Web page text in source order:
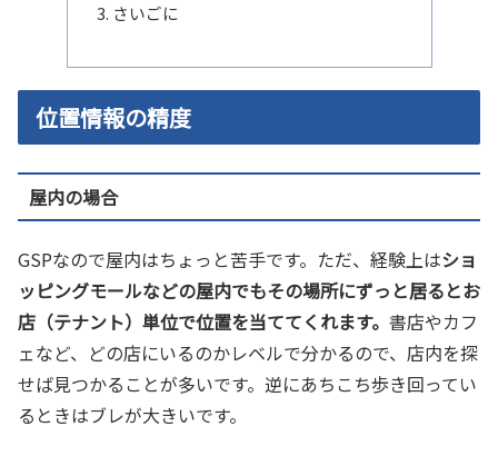
さいごに
位置情報の精度
屋内の場合
GSPなので屋内はちょっと苦手です。ただ、経験上はショ
ッピングモールなどの屋内でもその場所にずっと居るとお
店（テナント）単位で位置を当ててくれます。 書店やカフ
ェなど、どの店にいるのかレベルで分かるので、店内を探
せば見つかることが多いです。逆にあちこち歩き回ってい
るときはブレが大きいです。